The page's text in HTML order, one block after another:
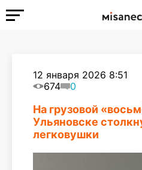
12 января 2026 8:51
674
0
На грузовой
Ульяновске
легковушки